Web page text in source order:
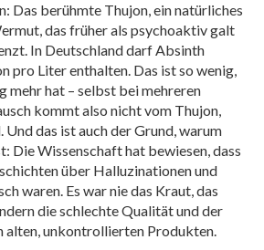
Das berühmte Thujon,ein natürliches
das früher als psychoaktiv galt
In Deutschland darf Absinth
pro Liter enthalten. Das ist so wenig,
mehr hat – selbst bei mehreren
kommt also nicht vom Thujon,
das ist auch der Grund, warum
Die Wissenschaft hat bewiesen, dass
über Halluzinationen und
waren. Es war nie das Kraut, das
die schlechte Qualität und der
alten, unkontrollierten Produkten.